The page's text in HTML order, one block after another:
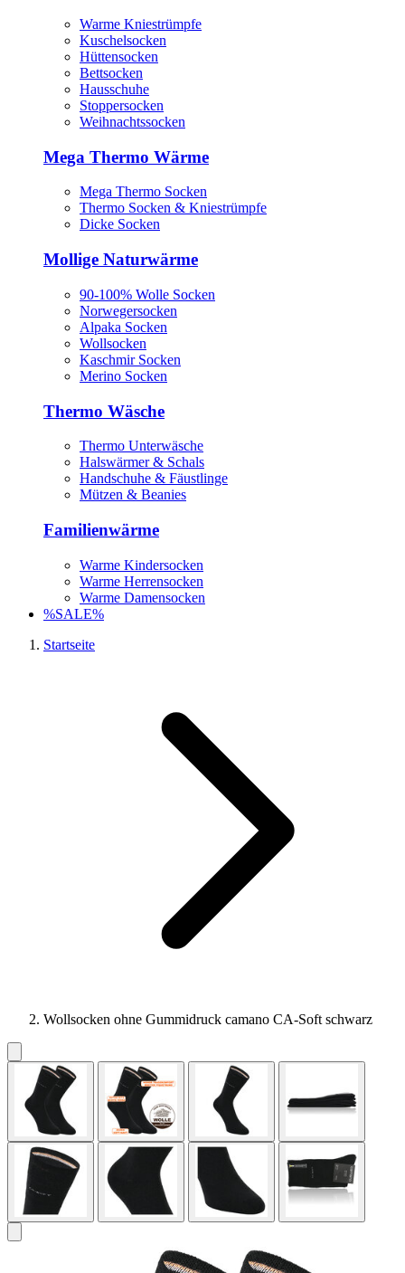
Warme Kniestrümpfe
Kuschelsocken
Hüttensocken
Bettsocken
Hausschuhe
Stoppersocken
Weihnachtssocken
Mega Thermo Wärme
Mega Thermo Socken
Thermo Socken & Kniestrümpfe
Dicke Socken
Mollige Naturwärme
90-100% Wolle Socken
Norwegersocken
Alpaka Socken
Wollsocken
Kaschmir Socken
Merino Socken
Thermo Wäsche
Thermo Unterwäsche
Halswärmer & Schals
Handschuhe & Fäustlinge
Mützen & Beanies
Familienwärme
Warme Kindersocken
Warme Herrensocken
Warme Damensocken
%SALE%
Startseite
Wollsocken ohne Gummidruck camano CA-Soft schwarz